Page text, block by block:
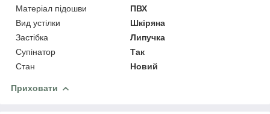
Матеріал підошви
ПВХ
Вид устілки
Шкіряна
Застібка
Липучка
Супінатор
Так
Стан
Новий
Приховати